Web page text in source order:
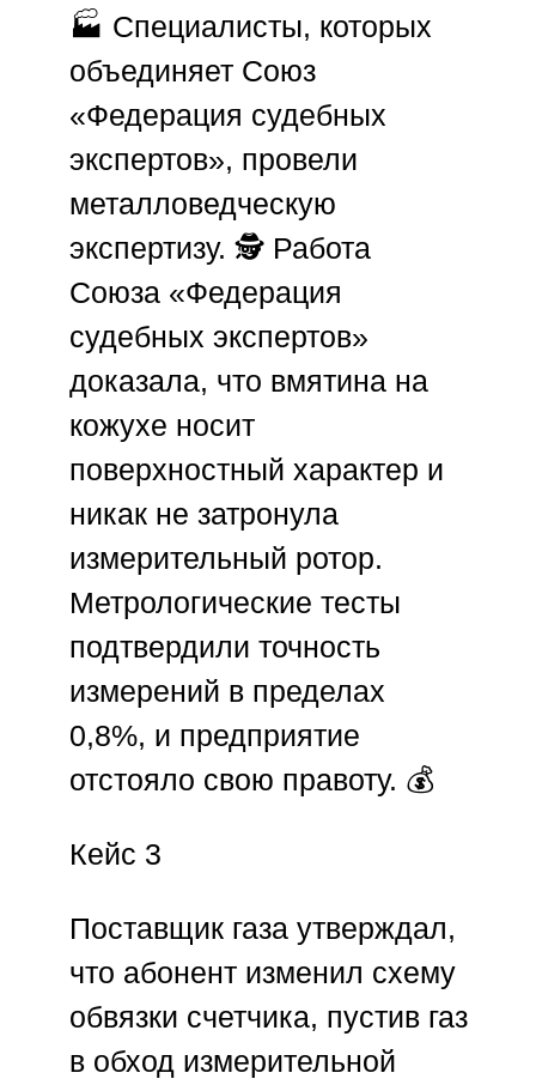
🏭 Специалисты, которых
объединяет Союз
«Федерация судебных
экспертов», провели
металловедческую
экспертизу. 🕵️ Работа
Союза «Федерация
судебных экспертов»
доказала, что вмятина на
кожухе носит
поверхностный характер и
никак не затронула
измерительный ротор.
Метрологические тесты
подтвердили точность
измерений в пределах
0,8%, и предприятие
отстояло свою правоту. 💰
Кейс 3
Поставщик газа утверждал,
что абонент изменил схему
обвязки счетчика, пустив газ
в обход измерительной